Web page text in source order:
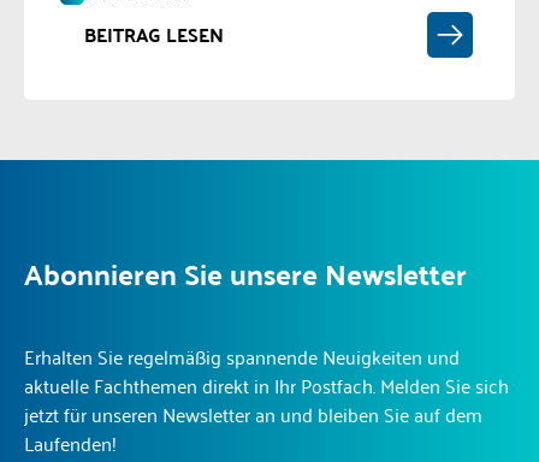
BEITRAG LESEN
Abonnieren Sie unsere Newsletter
Erhalten Sie regelmäßig spannende Neuigkeiten und
aktuelle Fachthemen direkt in Ihr Postfach. Melden Sie sich
jetzt für unseren Newsletter an und bleiben Sie auf dem
Laufenden!